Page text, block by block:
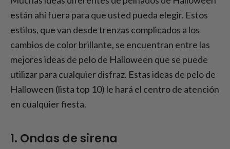
están ahí fuera para que usted pueda elegir. Estos
estilos, que van desde trenzas complicados a los
cambios de color brillante, se encuentran entre las
mejores ideas de pelo de Halloween que se puede
utilizar para cualquier disfraz. Estas ideas de pelo de
Halloween (lista top 10) le hará el centro de atención
en cualquier fiesta.
1. Ondas de sirena